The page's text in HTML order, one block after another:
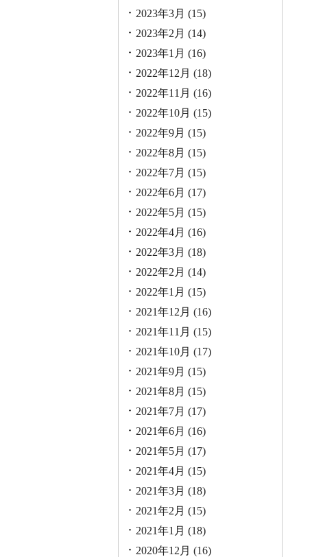
2023年3月 (15)
2023年2月 (14)
2023年1月 (16)
2022年12月 (18)
2022年11月 (16)
2022年10月 (15)
2022年9月 (15)
2022年8月 (15)
2022年7月 (15)
2022年6月 (17)
2022年5月 (15)
2022年4月 (16)
2022年3月 (18)
2022年2月 (14)
2022年1月 (15)
2021年12月 (16)
2021年11月 (15)
2021年10月 (17)
2021年9月 (15)
2021年8月 (15)
2021年7月 (17)
2021年6月 (16)
2021年5月 (17)
2021年4月 (15)
2021年3月 (18)
2021年2月 (15)
2021年1月 (18)
2020年12月 (16)